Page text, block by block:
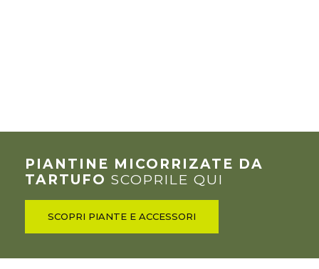
PIANTINE MICORRIZATE DA
TARTUFO SCOPRILE QUI
SCOPRI PIANTE E ACCESSORI